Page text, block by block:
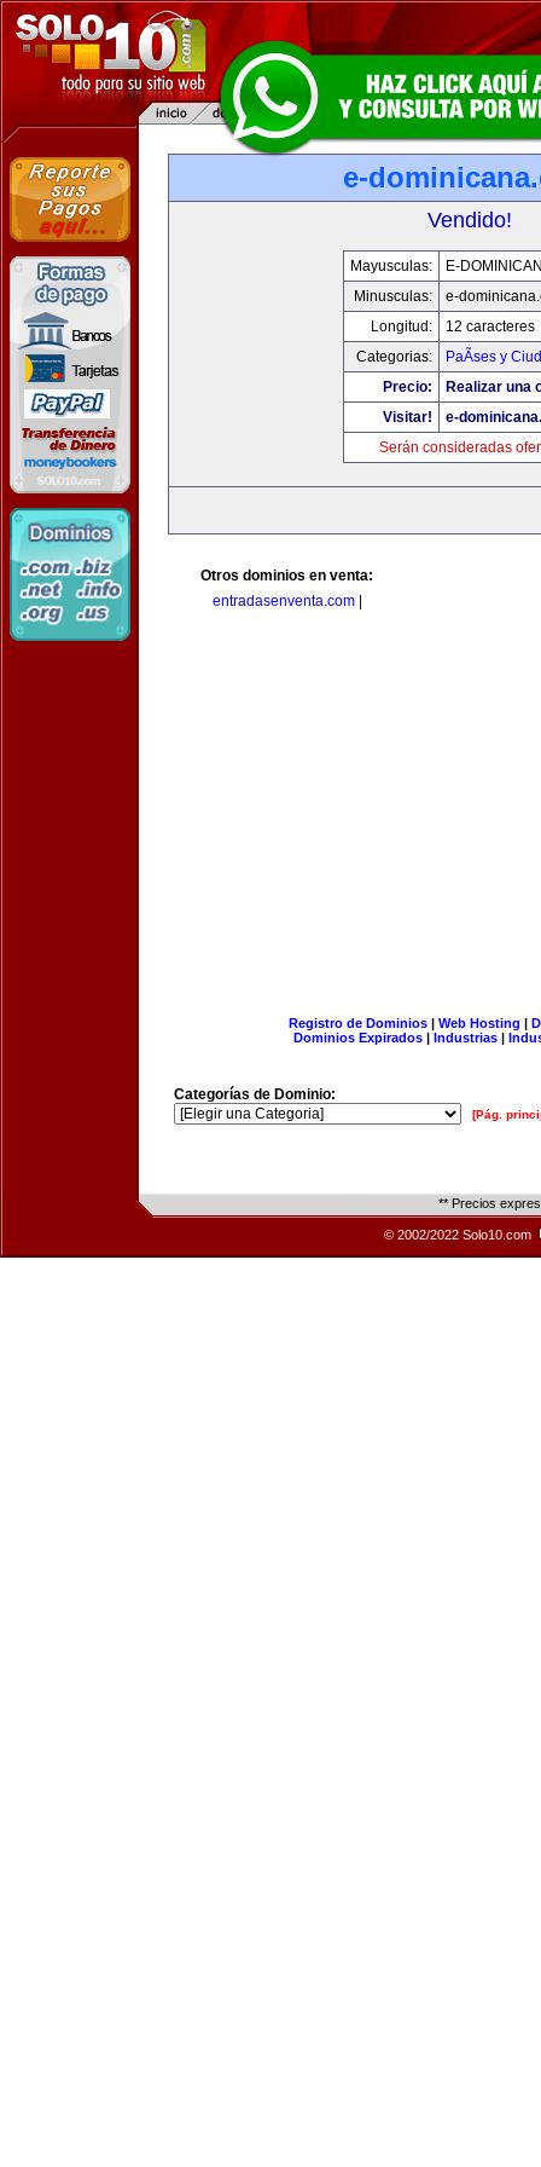
e-
Vendido!
Mayusculas:
E-
Minusculas:
e-
Longitud:
12 caracteres
Categorias:
PaÃ­ses y
Precio:
Realizar una
Visitar!
e-
Serán consideradas
Otros dominios en venta:
entradasenventa.com|
Registro de Dominios| Web Hosting |
Dominios Expirados | Industrias |
Categorías de Dominio:
[Pág.
** Precios
© 2002/2022 Solo10.com